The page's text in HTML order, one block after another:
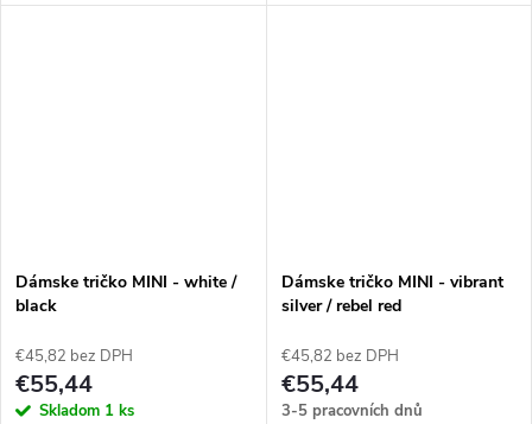
Dámske tričko MINI - white /
black
€45,82 bez DPH
€55,44
Skladom 1 ks
Dámske tričko MINI - vibrant
silver / rebel red
€45,82 bez DPH
€55,44
3-5 pracovních dnů